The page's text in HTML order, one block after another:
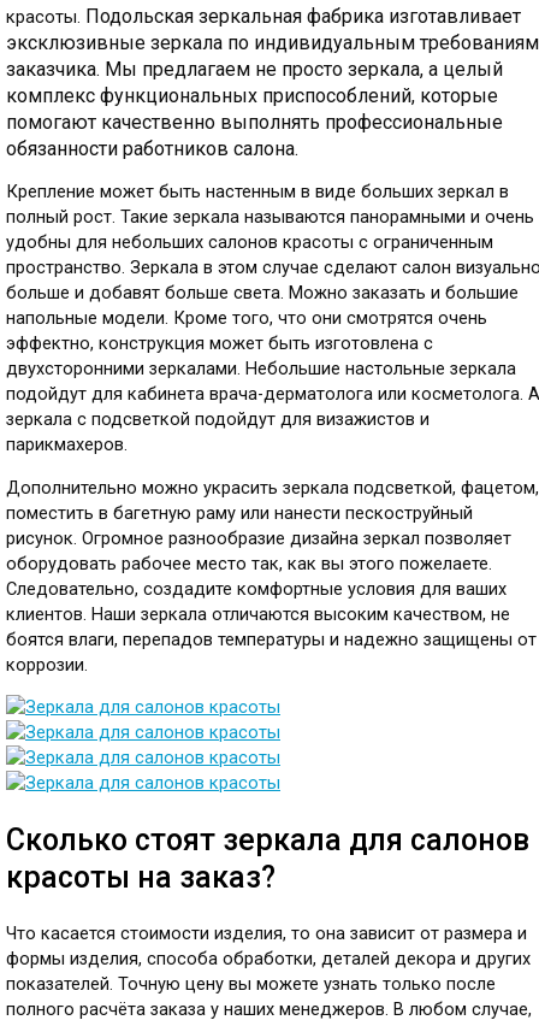
красоты. Подольская зеркальная фабрика изготавливает
эксклюзивные зеркала по индивидуальным требованиям
заказчика. Мы предлагаем не просто зеркала, а целый
комплекс функциональных приспособлений, которые
помогают качественно выполнять профессиональные
обязанности работников салона.
Крепление может быть настенным в виде больших зеркал в
полный рост. Такие зеркала называются панорамными и очень
удобны для небольших салонов красоты с ограниченным
пространство. Зеркала в этом случае сделают салон
больше и добавят больше света. Можно заказать и большие
напольные модели. Кроме того, что они смотрятся очень
эффектно, конструкция может быть изготовлена с
двухсторонними зеркалами. Небольшие настольные зеркала
подойдут для кабинета врача-дерматолога или косметолога. А
зеркала с подсветкой подойдут для визажистов и
парикмахеров.
Дополнительно можно украсить зеркала подсветкой, фацетом,
поместить в багетную раму или нанести пескоструйный
рисунок. Огромное разнообразие дизайна зеркал позволяет
оборудовать рабочее место так, как вы этого пожелаете.
Следовательно, создадите комфортные условия для ваших
клиентов. Наши зеркала отличаются высоким качеством, не
боятся влаги, перепадов температуры и надежно защищены от
коррозии.
Сколько стоят зеркала для салонов
красоты на заказ?
Что касается стоимости изделия, то она зависит от размера и
формы изделия, способа обработки, деталей декора и других
показателей. Точную цену вы можете узнать только после
полного расчёта заказа у наших менеджеров. В любом случае,